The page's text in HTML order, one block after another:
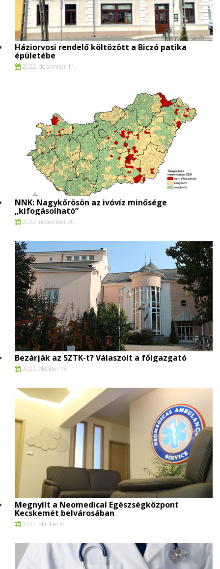
Háziorvosi rendelő költözött a Biczó patika
épületébe
2022. december 11.
NNK: Nagykőrösön az ivóvíz minősége
„kifogásolható”
2022. november 20.
Bezárják az SZTK-t? Válaszolt a főigazgató
2022. oktober 16.
Megnyílt a Neomedical Egészségközpont
Kecskemét belvárosában
2022. oktober 8.